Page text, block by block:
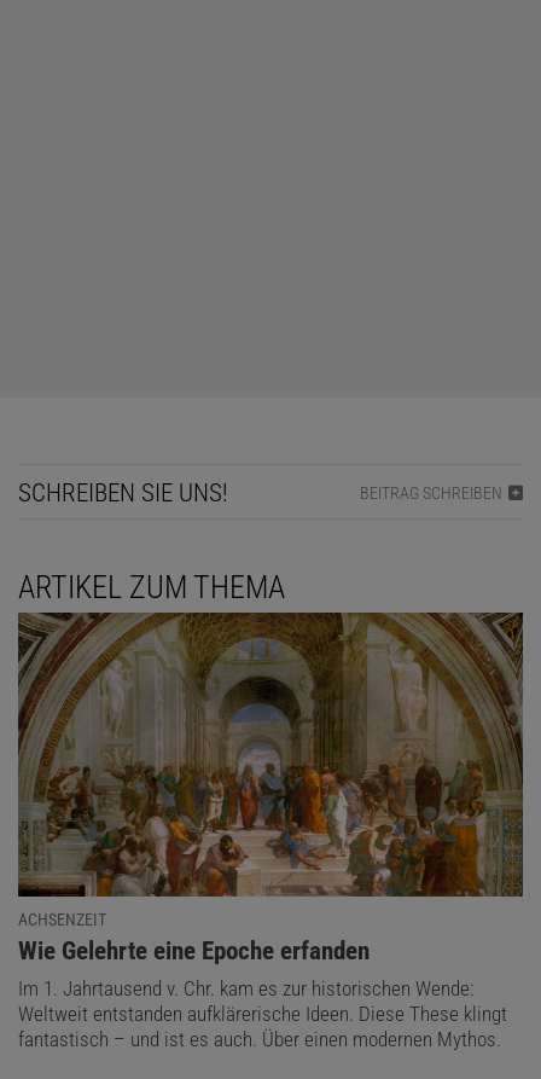
SCHREIBEN SIE UNS! BEITRAG SCHREIBEN
ARTIKEL ZUM THEMA
ACHSENZEIT
:
Wie Gelehrte eine Epoche erfanden
Im 1. Jahrtausend v. Chr. kam es zur historischen Wende:
Weltweit entstanden aufklärerische Ideen. Diese These klingt
fantastisch – und ist es auch. Über einen modernen Mythos.